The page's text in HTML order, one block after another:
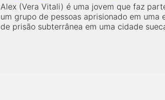
Alex (Vera Vitali) é uma jovem que faz
um grupo de pessoas aprisionado em uma
de prisão subterrânea em uma cidade